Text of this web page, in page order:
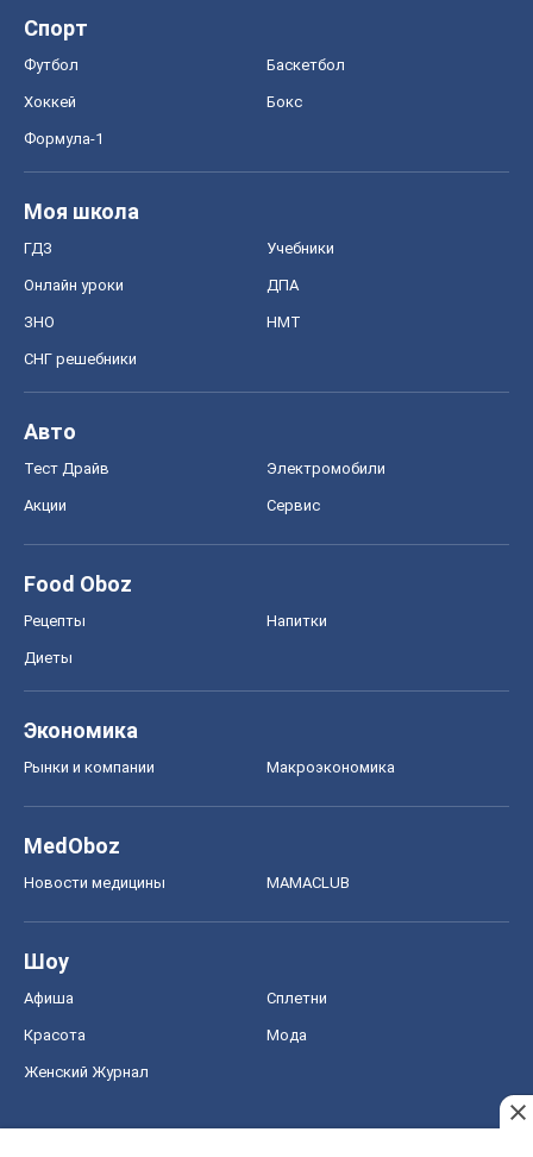
Спорт
Футбол Баскетбол
Хоккей Бокс
Формула-1
Моя школа
ГДЗ Учебники
Онлайн уроки ДПА
ЗНО НМТ
СНГ решебники
Авто
Тест Драйв Электромобили
Акции Сервис
Food Oboz
Рецепты Напитки
Диеты
Экономика
Рынки и компании Mакроэкономика
MedOboz
Новости медицины MAMACLUB
Шоу
Афиша Сплетни
Красота Мода
Женский Журнал